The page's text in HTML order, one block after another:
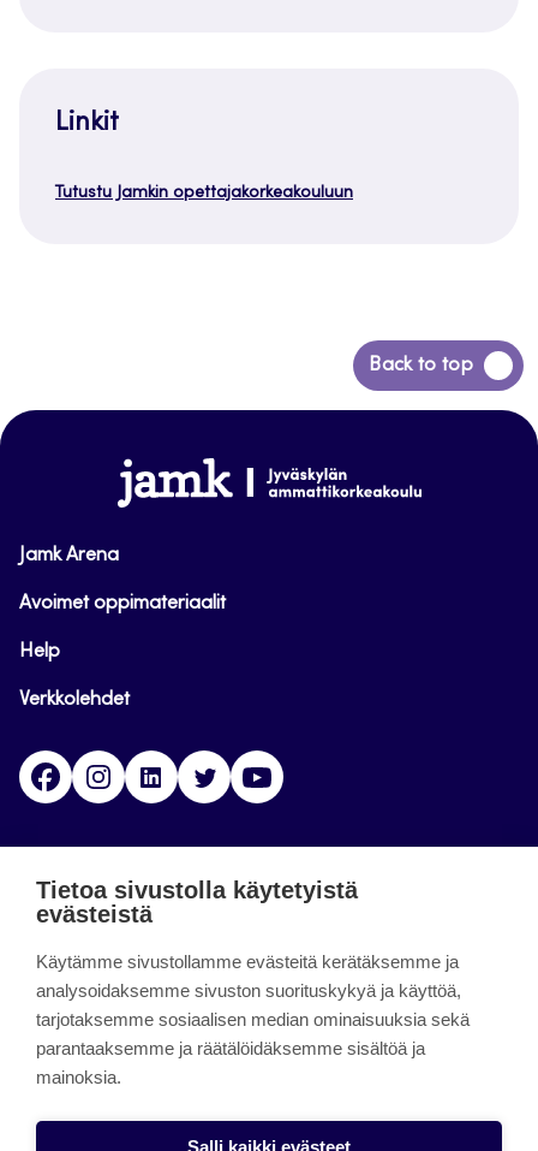
Linkit
Tutustu Jamkin opettajakorkeakouluun
Back to top
Siirry
takaisin
www.jamk.fi
Jamk Arena
Avoimet oppimateriaalit
Help
Verkkolehdet
FacebookInstagramLinkedinTwitter
päättynyt 11.9.2023.
About the site
Käyttöehdot
Saavutettavuusseloste
Tietoa sivustolla käytetyistä
evästeistä
Käytämme sivustollamme evästeitä kerätäksemme ja
analysoidaksemme sivuston suorituskykyä ja käyttöä,
tarjotaksemme sosiaalisen median ominaisuuksia sekä
parantaaksemme ja räätälöidäksemme sisältöä ja
mainoksia.
Salli kaikki evästeet